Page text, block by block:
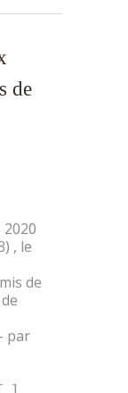
de
, le
de
par